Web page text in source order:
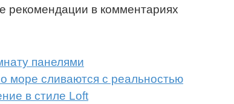
рекомендации в комментариях
панелями
море сливаются с реальностью
в стиле Loft